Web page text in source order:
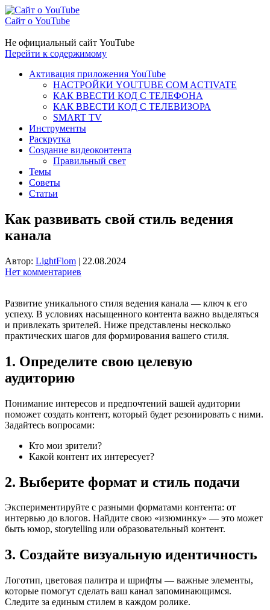
Сайт о YouTube
Не официальный сайт YouTube
Перейти к содержимому
Активация приложения YouTube
НАСТРОЙКИ YOUTUBE COM ACTIVATE
КАК ВВЕСТИ КОД С ТЕЛЕФОНА
КАК ВВЕСТИ КОД С ТЕЛЕВИЗОРА
SMART TV
Инструменты
Раскрутка
Создание видеоконтента
Правильный свет
Темы
Советы
Статьи
Как развивать свой стиль ведения
канала
Автор: LightFlom | 22.08.2024
Нет комментариев
Развитие уникального стиля ведения канала — ключ к его
успеху. В условиях насыщенного контента важно выделяться
и привлекать зрителей. Ниже представлены несколько
практических шагов для формирования вашего стиля.
1. Определите свою целевую
аудиторию
Понимание интересов и предпочтений вашей аудитории
поможет создать контент, который будет резонировать с ними.
Задайтесь вопросами:
Кто мои зрители?
Какой контент их интересует?
2. Выберите формат и стиль подачи
Экспериментируйте с разными форматами контента: от
интервью до влогов. Найдите свою «изюминку» — это может
быть юмор, storytelling или образовательный контент.
3. Создайте визуальную идентичность
Логотип, цветовая палитра и шрифты — важные элементы,
которые помогут сделать ваш канал запоминающимся.
Следите за единым стилем в каждом ролике.